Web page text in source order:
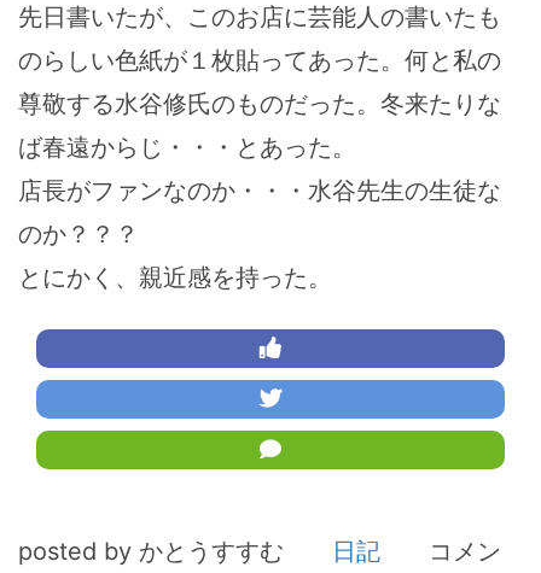
先日書いたが、このお店に芸能人の書いたも
のらしい色紙が１枚貼ってあった。何と私の
尊敬する水谷修氏のものだった。冬来たりな
ば春遠からじ・・・とあった。
店長がファンなのか・・・水谷先生の生徒な
のか？？？
とにかく、親近感を持った。
posted by かとうすすむ 日記
コメン